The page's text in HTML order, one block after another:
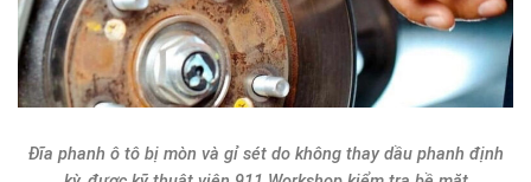
Đĩa phanh ô tô bị mòn và gỉ sét do không thay dầu phanh định